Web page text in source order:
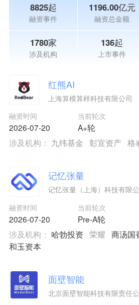
8825起
融资事件
1196.00亿元
融资总金额
1780家
涉及机构
136起
上市事件
红熊AI
上海算模算样科技有限公司
融资时间
2026-07-20
当前轮次
A+轮
涉及机构： 九纬基金 彰宜资产 格
记忆张量
记忆张量（上海）科技有限
融资时间
2026-07-20
当前轮次
Pre-A轮
涉及机构： 哈勃投资 荣耀 商汤国
和玉资本
面壁智能
北京面壁智能科技有限责任